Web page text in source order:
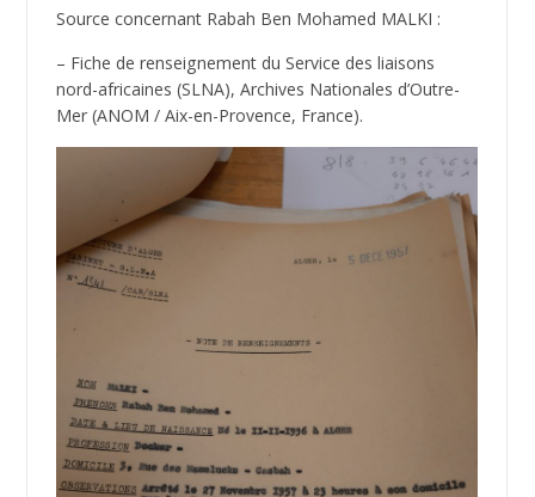
Source concernant Rabah Ben Mohamed MALKI :
– Fiche de renseignement du Service des liaisons
nord-africaines (SLNA), Archives Nationales d’Outre-
Mer (ANOM / Aix-en-Provence, France).